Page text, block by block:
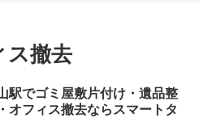
ス撤去
駅でゴミ屋敷片付け・遺品整
オフィス撤去ならスマートタ